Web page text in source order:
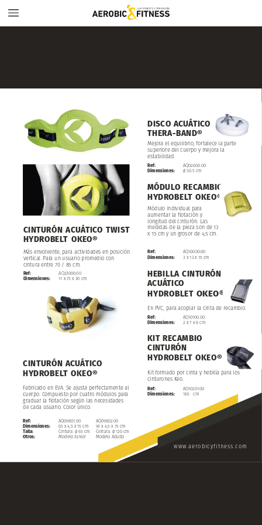
www.aerobicyfitness.com
Mejora el equilibrio, fortalece la parte
superiore del cuerpo y mejora la
estabilidad.
DISCO ACUÁTICO
THERA-BAND®
Ref:
Dimensiones:
AQ02600.00
ø 30.5 cm
Fabricado en EVA. Se ajusta perfectamente al
cuerpo. Compuesto por cuatro módulos para
graduar la flotación según las necesidades
de cada usuario. Color único.
CINTURÓN ACUÁTICO
HYDROBELT OKEO®
Ref:
Dimensiones:
Talla:
Otros:
AQ09801.00
65 x 4,5 x 15 cm
Cintura: ø 65 cm
Modelo Junior
AQ09802.00
93 x 4,5 x 15 cm
Cintura: ø 120 cm
Modelo Adulto
Módulo individual para
aumentar la flotación y
longitud del cinturón. Las
medidas de la pieza son de 13
x 15 cm y un grosor de 4,5 cm.
MÓDULO RECAMBIO
HYDROBELT OKEO®
Ref:
Dimensiones:
AQ10000.00
3 x 13 x 15 cm
En PVC, para acoplar la cinta de recambio.
HEBILLA CINTURÓN
ACUÁTICO
HYDROBLET OKEO®
Ref:
Dimensiones:
AQ10100.00
2 x 7 x 6 cm
Kit formado por cinta y hebilla para los
cinturones Keo.
KIT RECAMBIO
CINTURÓN
HYDROBELT OKEO®
Ref:
Dimensiones:
AQ10201.00
165
cm
Más envolvente, para actividades en posición
vertical. Para un usuario promedio con
cintura entre 70 / 85 cm.
CINTURÓN ACUÁTICO TWIST
HYDROBELT OKEO®
Ref:
Dimensiones:
AQ23000.00
11 x 73 x 30 cm